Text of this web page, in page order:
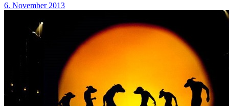
6. November 2013